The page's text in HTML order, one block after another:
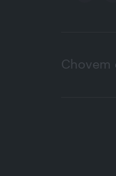
Chovem